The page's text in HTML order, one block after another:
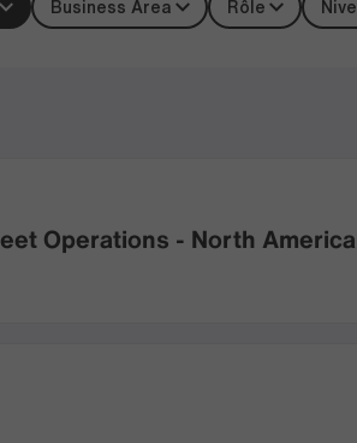
Business Area Rôle
Operations - North America